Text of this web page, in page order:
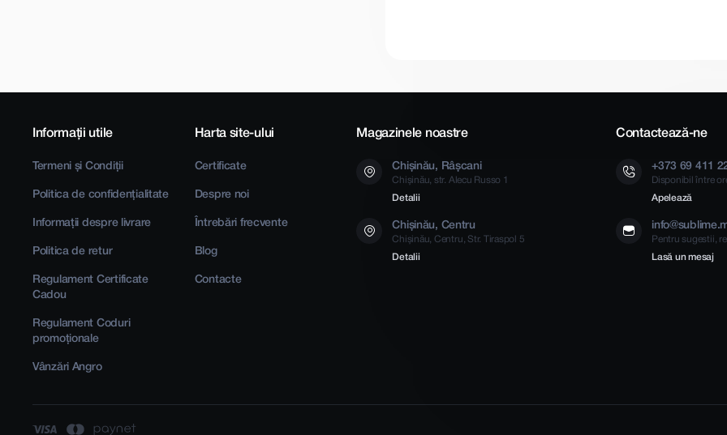
Informații utile
Termeni și Condiții
Politica de confidențialitate
Informații despre livrare
Politica de retur
Regulament Certificate
Cadou
Regulament Coduri
promoționale
Vânzări Angro
Harta site-ului
Certificate
Despre noi
Întrebări frecvente
Blog
Contacte
Magazinele noastre
Chișinău, Râșcani
Chișinău, str. Alecu Russo 1
Detalii
Chișinău, Centru
Chișinău, Centru, Str. Tiraspol 5
Detalii
Contactează-ne
+373 69 411
Disponibil între
Apelează
Pentru sugestii,
Lasă un mesaj